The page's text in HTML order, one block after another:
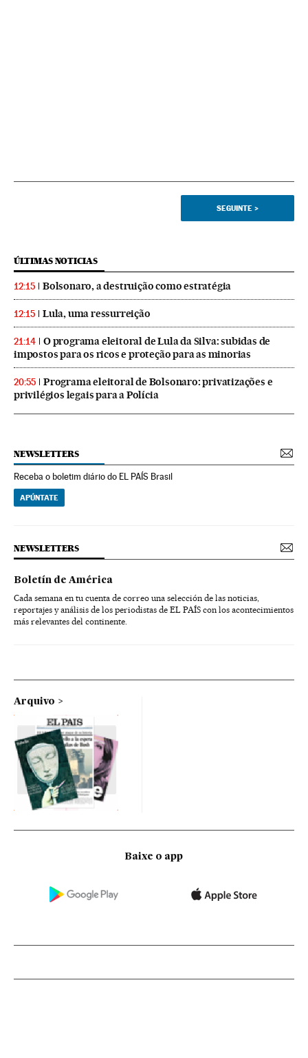
SEGUINTE >
ÚLTIMAS NOTICIAS
12:15 Bolsonaro, a destruição como estratégia
12:15 Lula, uma ressurreição
21:14
O programa eleitoral de Lula da Silva: subidas de
impostos para os ricos e proteção para as minorias
20:55
Programa eleitoral de Bolsonaro: privatizações e
privilégios legais para a Polícia
NEWSLETTERS
Receba o boletim diário do EL PAÍS Brasil
APÚNTATE
NEWSLETTERS
Boletín de América
Cada semana en tu cuenta de correo una selección de las noticias,
reportajes y análisis de los periodistas de EL PAÍS con los acontecimientos
más relevantes del continente.
Arquivo
Baixe o app